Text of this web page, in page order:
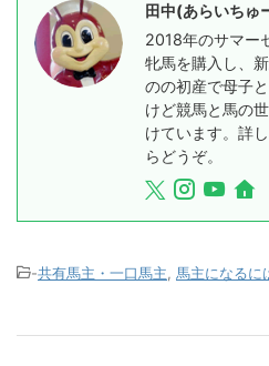
田中(あらいちゅ
2018年のサマー
牝馬を購入し、
のの初産で母子
けど競馬と馬の
けています。詳
らどうぞ。
-共有馬主・一口馬主, 馬主になるに